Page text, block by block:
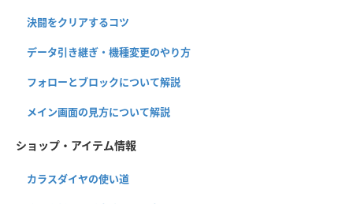
決闘をクリアするコツ
データ引き継ぎ・機種変更のやり方
フォローとブロックについて解説
メイン画面の見方について解説
ショップ・アイテム情報
カラスダイヤの使い道